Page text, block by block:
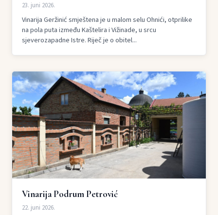
23. juni 2026.
Vinarija Geržinić smještena je u malom selu Ohnići, otprilike
na pola puta između Kaštelira i Vižinade, u srcu
sjeverozapadne Istre. Riječ je o obitel...
Vinarija Podrum Petrović
22. juni 2026.